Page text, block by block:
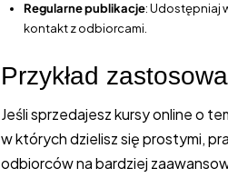
Regularne publikacje: Udostępniaj
kontakt z odbiorcami.
Przykład
Jeśli sprzedajesz kursy online o
w których dzielisz się prostymi,
odbiorców na bardziej